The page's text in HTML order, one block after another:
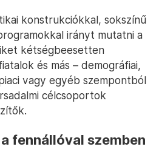
konstrukciókkal, sokszínű
irányt mutatni a
kétségbeesetten
és más – demográfiai,
vagy egyéb szempontból
célcsoportok
fennállóval szemben